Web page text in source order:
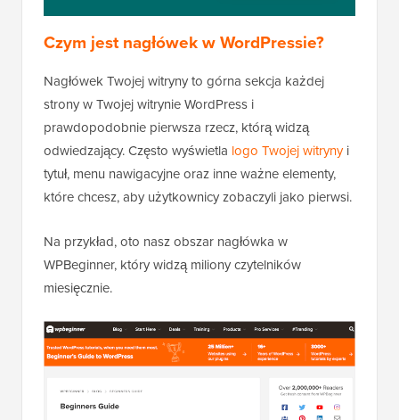
Czym jest nagłówek w WordPressie?
Nagłówek Twojej witryny to górna sekcja każdej
strony w Twojej witrynie WordPress i
prawdopodobnie pierwsza rzecz, którą widzą
odwiedzający. Często wyświetla logo Twojej witrynyi
tytuł, menu nawigacyjne oraz inne ważne elementy,
które chcesz, aby użytkownicy zobaczyli jako pierwsi.
Na przykład, oto nasz obszar nagłówka w
WPBeginner, który widzą miliony czytelników
miesięcznie.